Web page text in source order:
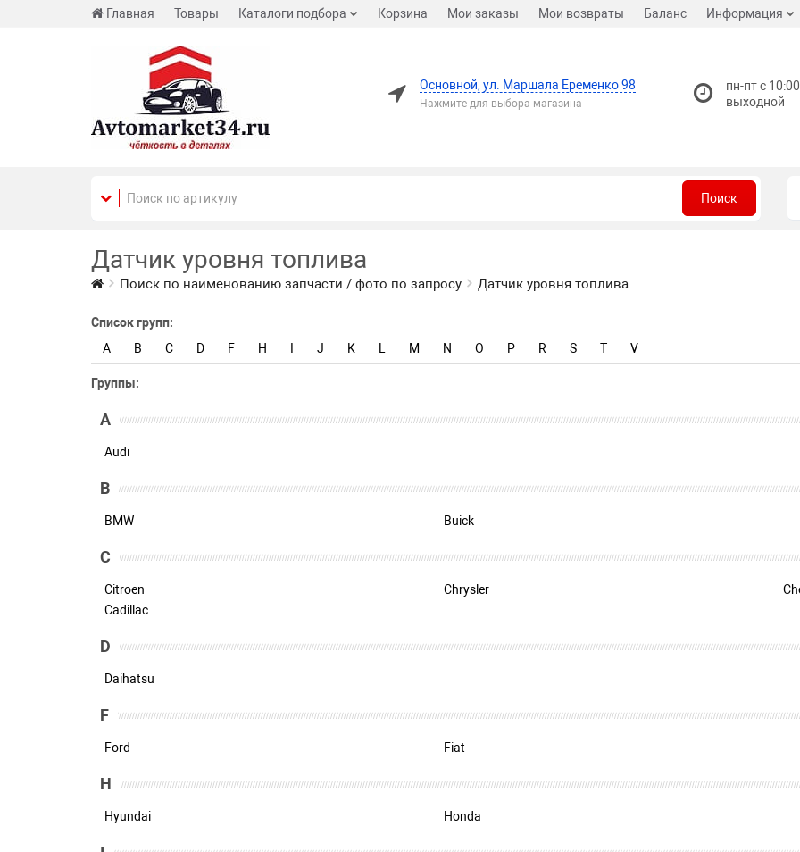
Главная Товары Каталоги подбора Корзина Мои заказы Мои возвраты Баланс Информация
Основной, ул. Маршала Еременко 98
Нажмите для выбора магазина
пн-пт с
выходной
Поиск
Датчик уровня топлива
Поиск по наименованию запчасти / фото по запросу Датчик уровня топлива
Список групп:
A
B C D F H J K M N O P R S T V
Группы:
A
Audi
B
BMW Buick
C
Citroen Chrysler
Cadillac
D
Daihatsu
F
Ford Fiat
H
Hyundai Honda